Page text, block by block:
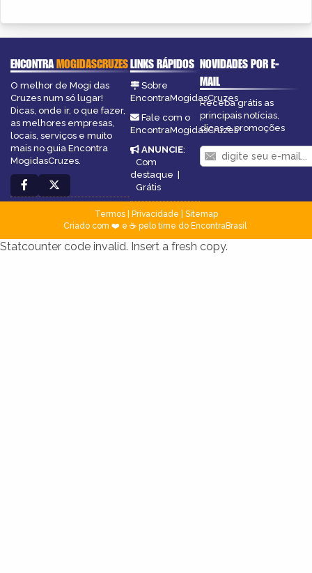
ENCONTRAMOGIDASCRUZES
O melhor de Mogi das
Cruzes num só lugar!
Dicas, onde ir, o que fazer,
as melhores empresas,
locais, serviços e muito
mais no guia Encontra
MogidasCruzes.
LINKS RÁPIDOS
Sobre
EncontraMogidasCruzes
Fale com o
EncontraMogidasCruzes
ANUNCIE:
Com
destaque |
Grátis
NOVIDADES POR E-
MAIL
Receba grátis as
principais notícias,
dicas e promoções
Termos| Privacidade
Sitemap
Criado com ❤️ e ☕ pelo time do EncontraBrasil
Statcounter code invalid. Insert a fresh copy.